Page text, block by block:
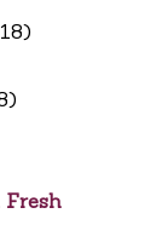
Fresh